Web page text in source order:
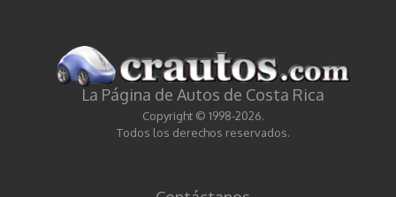
La Página de Autos de Costa Rica
Copyright © 1998-2026.
Todos los derechos reservados.